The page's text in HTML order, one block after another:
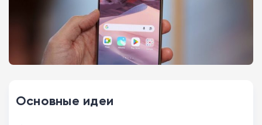
Основные идеи